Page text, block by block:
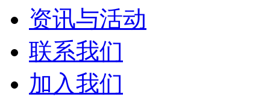
资讯与活动
联系我们
加入我们